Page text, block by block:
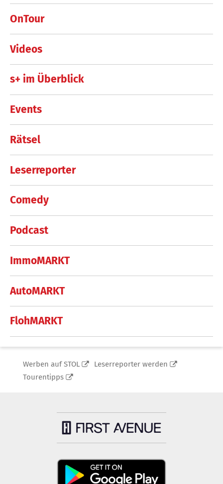
OnTour
Videos
s+ im Überblick
Events
Rätsel
Leserreporter
Comedy
Podcast
ImmoMARKT
AutoMARKT
FlohMARKT
Werben auf STOL
Leserreporter werden
Tourentipps